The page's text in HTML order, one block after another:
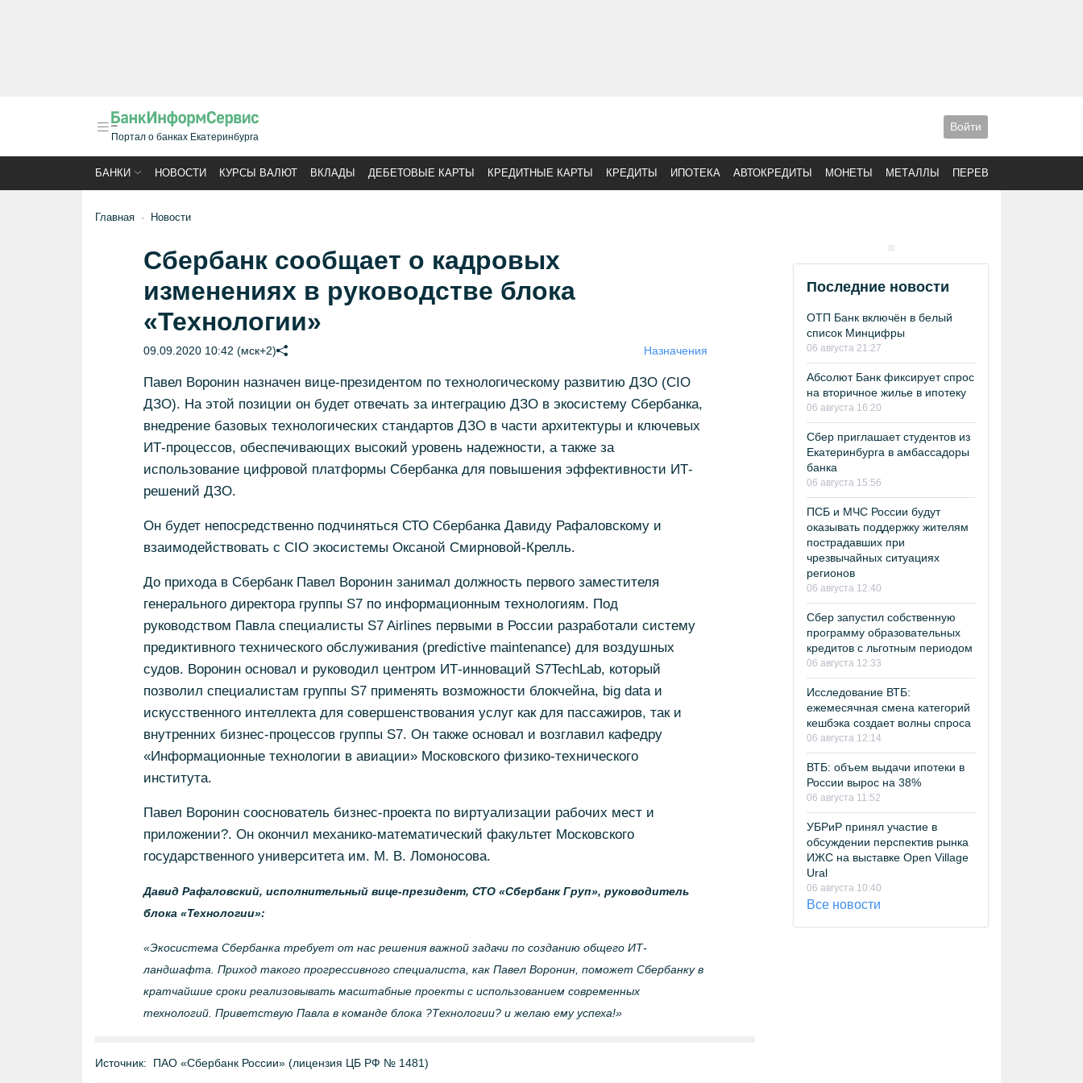
Портал о банках Екатеринбурга
Войти
БАНКИ НОВОСТИ КУРСЫ ВАЛЮТ ВКЛАДЫ ДЕБЕТОВЫЕ КАРТЫ КРЕДИТНЫЕ КАРТЫ КРЕДИТЫ ИПОТЕКА АВТОКРЕДИТЫ МОНЕТЫ МЕТАЛЛЫ ПЕРЕВОДЫ
Главная Новости
Сбербанк сообщает о кадровых
изменениях в руководстве блока
«Технологии»
09.09.2020 10:42 (мск+2) Назначения
Павел Воронин назначен вице-президентом по технологическому развитию ДЗО (CIO
ДЗО). На этой позиции он будет отвечать за интеграцию ДЗО в экосистему Сбербанка,
внедрение базовых технологических стандартов ДЗО в части архитектуры и ключевых
ИТ-процессов, обеспечивающих высокий уровень надежности, а также за
использование цифровой платформы Сбербанка для повышения эффективности ИТ-
решений ДЗО.
Он будет непосредственно подчиняться СТО Сбербанка Давиду Рафаловскому и
взаимодействовать с CIO экосистемы Оксаной Смирновой-Крелль.
До прихода в Сбербанк Павел Воронин занимал должность первого заместителя
генерального директора группы S7 по информационным технологиям. Под
руководством Павла специалисты S7 Airlines первыми в России разработали систему
предиктивного технического обслуживания (predictive maintenance) для воздушных
судов. Воронин основал и руководил центром ИТ-инноваций S7TechLab, который
позволил специалистам группы S7 применять возможности блокчейна, big data и
искусственного интеллекта для совершенствования услуг как для пассажиров, так и
внутренних бизнес-процессов группы S7. Он также основал и возглавил кафедру
«Информационные технологии в авиации» Московского физико-технического
института.
Павел Воронин сооснователь бизнес-проекта по виртуализации рабочих мест и
приложении?. Он окончил механико-математический факультет Московского
государственного университета им. М. В. Ломоносова.
Давид Рафаловский, исполнительный вице-президент, СТО «Сбербанк Груп», руководитель
блока «Технологии»:
«Экосистема Сбербанка требует от нас решения важной задачи по созданию общего ИТ-
ландшафта. Приход такого прогрессивного специалиста, как Павел Воронин, поможет Сбербанку в
кратчайшие сроки реализовывать масштабные проекты с использованием современных
технологий. Приветствую Павла в команде блока ?Технологии? и желаю ему успеха!»
Источник: ПАО «Сбербанк России» (лицензия ЦБ РФ № 1481)
Последние новости
ОТП Банк включён в белый
список Минцифры
06 августа 21:27
Абсолют Банк фиксирует спрос
на вторичное жилье в ипотеку
06 августа 16:20
Сбер приглашает студентов из
Екатеринбурга в амбассадоры
банка
06 августа 15:56
ПСБ и МЧС России будут
оказывать поддержку жителям
пострадавших при
чрезвычайных ситуациях
регионов
06 августа 12:40
Сбер запустил собственную
программу образовательных
кредитов с льготным периодом
06 августа 12:33
Исследование ВТБ:
ежемесячная смена категорий
кешбэка создает волны спроса
06 августа 12:14
ВТБ: объем выдачи ипотеки в
России вырос на 38%
06 августа 11:52
УБРиР принял участие в
обсуждении перспектив рынка
ИЖС на выставке Open Village
Ural
06 августа 10:40
Все новости